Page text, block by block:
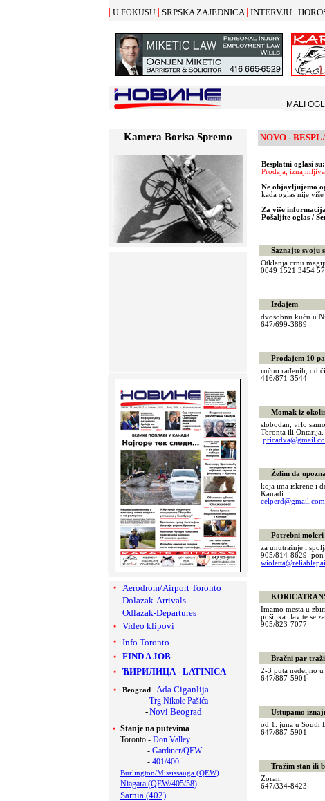
| U FOKUSU | SRPSKA ZAJEDNICA | INTERVJU |
Kamera Borisa Spremo
Aerodrom/Airport Toronto
Dolazak-Arrivals
Odlazak-Departures
Video klipovi
Info Toronto
FIND A JOB
ЋИРИЛИЦА - LATINICA
Beograd -Ada Ciganlija
-Trg Nikole Pašića
-Novi Beograd
Stanje na putevima
Toronto - Don Valley
- Gardiner/QEW
- 401/400
Burlington/Mississauga (QEW)
Niagara (QEW/405/58)
Sarnia (402)
NOVO -
Besplatni oglasi su:
Prodaja,
Ne objavljujemo
kada oglas nije
Za više
Pošaljite oglas /
Saznajte svoju
Otklanja crnu
0049 1521 3454
Izdajem
dvosobnu kuću u
647/699-3889
Prodajem 10
ručno rađenih, od
416/871-3544
Momak iz
slobodan, vrlo
Toronta ili Ontarija.
Želim da
koja ima iskrene i
Kanadi.
celperd@gmail.com
Potrebni moleri
za unutrašnje i
905/814-8629 pon-
Imamo mesta u
pošiljka. Javite se
905/823-7077
Bračni par traži
2-3 puta nedeljno
647/887-5901
Ustupamo
od 1. juna u South
647/887-5901
Tražim stan ili
Zoran.
647/334-8423
MALI